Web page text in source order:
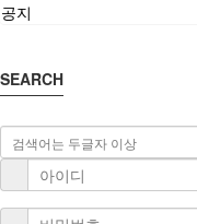
공지
SEARCH